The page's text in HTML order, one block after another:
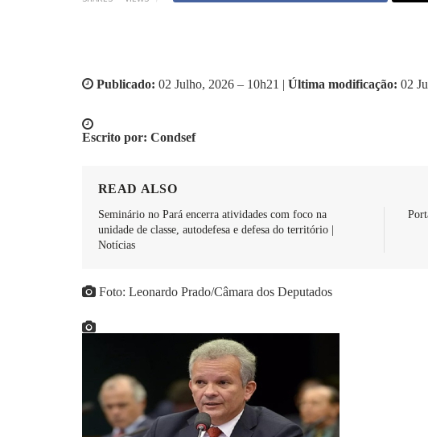
Publicado: 02 Julho, 2026 – 10h21 | Última modificação: 02
Escrito por: Condsef
READ ALSO
Seminário no Pará encerra atividades com foco na
unidade de classe, autodefesa e defesa do território |
Notícias
Foto: Leonardo Prado/Câmara dos Deputados